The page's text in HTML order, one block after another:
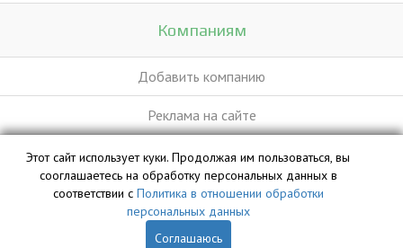
Компаниям
Добавить компанию
Реклама на сайте
База данных сайта vyvoz.org является интеллектуальной
собственностью ООО «Профит» и охраняется законом.
Этот сайт использует куки. Продолжая им пользоваться, вы
сооглашаетесь на обработку персональных данных в
соответствии с Политика в отношении обработки
персональных данных
Соглашаюсь